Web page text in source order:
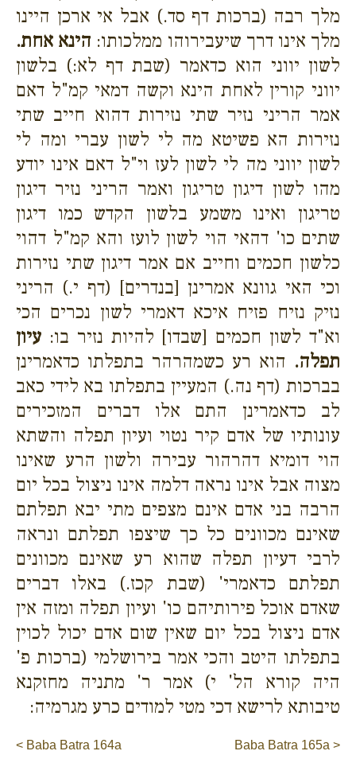
מלך רבה (ברכות דף סד.) אבל אי ארכן היינו
מלך אינו דרך שיעבירוהו ממלכותו: הינא אחת.
לשון יווני הוא כדאמר (שבת דף לא:) בלשון
יווני קורין לאחת הינא וקשה דמאי קמ"ל דאם
אמר הריני נזיר שתי נזירות דהוא חייב שתי
נזירות הא פשיטא מה לי לשון עברי ומה לי
לשון יווני מה לי לשון לעז וי"ל דאם אינו יודע
מהו לשון דיגון טריגון ואמר הריני נזיר דיגון
טריגון ואינו משמע בלשון הקדש כמו דיגון
שתים כו' דהאי הוי לשון לועז והא קמ"ל דהוי
כלשון חכמים וחייב אם אמר דיגון שתי נזירות
וכי האי גוונא אמרינן [בנדרים] (דף י.) הריני
נזיק נזיח פזיח איכא דאמרי לשון נכרים הכי
וא"ד לשון חכמים [שבדו] להיות נזיר בו: עיון
תפלה. הוא רע כשמהרהר בתפלתו כדאמרינן
בברכות (דף נה.) המעיין בתפלתו בא לידי כאב
לב כדאמרינן התם אלו דברים המזכירים
עונותיו של אדם קיר נטוי ועיון תפלה והשתא
הוי דומיא דהרהור עבירה ולשון הרע שאינו
מצוה אבל אינו נראה דלמה אינו ניצול בכל יום
הרבה בני אדם אינם מצפים מתי יבא תפלתם
שאינם מכוונים כל כך שיצפו תפלתם ונראה
לרבי דעיון תפלה שהוא רע שאינם מכוונים
תפלתם כדאמרי' (שבת קכז.) באלו דברים
שאדם אוכל פירותיהם כו' ועיון תפלה ומזה אין
אדם ניצול בכל יום שאין שום אדם יכול לכוין
בתפלתו היטב והכי אמר בירושלמי (ברכות פ'
היה קורא הל' י) אמר ר' מתניה מחזקנא
טיבותא לרישא דכי מטי למודים כרע מגרמיה:
< Baba Batra 164a Baba Batra 165a >